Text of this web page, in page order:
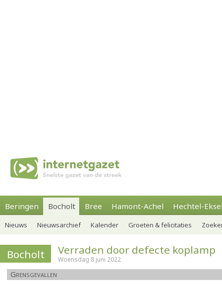
Beringen Bocholt Bree Hamont-Achel Hechtel-
Nieuws Nieuwsarchief Kalender Groeten & felicitaties
Bocholt Verraden door defecte koplamp
Woensdag 8 juni 2022
Grensgevallen